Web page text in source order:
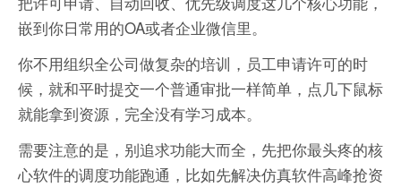
嵌到你日常用的OA或者企业微信里。
你不用组织全公司做复杂的培训，员工申请许可的时
候，就和平时提交一个普通审批一样简单，点几下鼠标
就能拿到资源，完全没有学习成本。
需要注意的是，别追求功能大而全，先把你最头疼的核
心软件的调度功能跑通，比如先解决仿真软件高峰抢资